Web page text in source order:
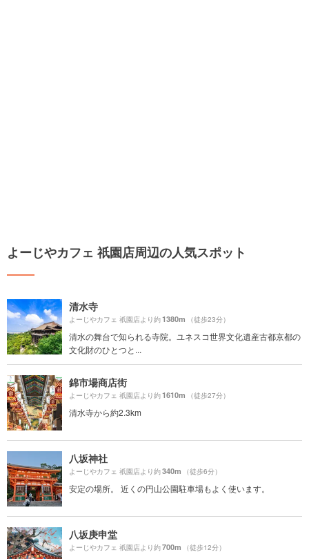
よーじやカフェ 祇園店周辺の人気スポット
清水寺
よーじやカフェ 祇園店より約1380m （徒歩23分）
清水の舞台で知られる寺院。ユネスコ世界文化遺産古都京都の
文化財のひとつと...
錦市場商店街
よーじやカフェ 祇園店より約1610m （徒歩27分）
清水寺から約2.3km
八坂神社
よーじやカフェ 祇園店より約340m （徒歩6分）
安定の場所。 近くの円山公園駐車場もよく使います。
八坂庚申堂
よーじやカフェ 祇園店より約700m （徒歩12分）